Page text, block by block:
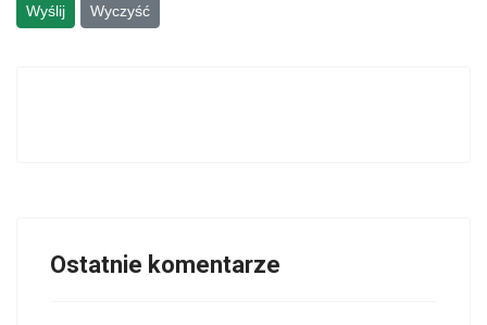
Wyślij Wyczyść
Ostatnie komentarze